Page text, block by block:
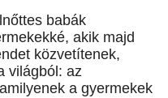
babák
akik majd
közvetítenek,
világból: az
a gyermekek